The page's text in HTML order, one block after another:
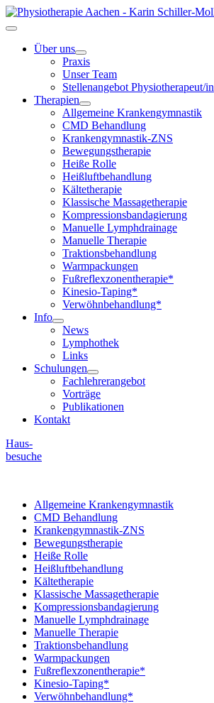
Über uns
Praxis
Unser Team
Stellenangebot Physiotherapeut/in
Therapien
Allgemeine Krankengymnastik
CMD Behandlung
Krankengymnastik-ZNS
Bewegungstherapie
Heiße Rolle
Heißluftbehandlung
Kältetherapie
Klassische Massagetherapie
Kompressionsbandagierung
Manuelle Lymphdrainage
Manuelle Therapie
Traktionsbehandlung
Warmpackungen
Fußreflexzonentherapie*
Kinesio-Taping*
Verwöhnbehandlung*
Info
News
Lymphothek
Links
Schulungen
Fachlehrerangebot
Vorträge
Publikationen
Kontakt
Haus-
besuche
Allgemeine Krankengymnastik
CMD Behandlung
Krankengymnastik-ZNS
Bewegungstherapie
Heiße Rolle
Heißluftbehandlung
Kältetherapie
Klassische Massagetherapie
Kompressionsbandagierung
Manuelle Lymphdrainage
Manuelle Therapie
Traktionsbehandlung
Warmpackungen
Fußreflexzonentherapie*
Kinesio-Taping*
Verwöhnbehandlung*